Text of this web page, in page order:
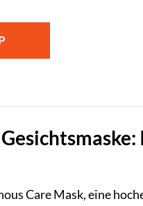
Care Mask, eine